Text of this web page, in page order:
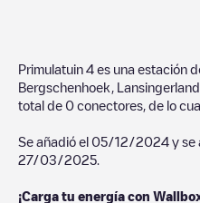
Primulatuin 4 es una estación
Bergschenhoek
Lansingerland
total de 0 conectores, de lo
Se añadió el 05/12/2024 y se
27/03/2025
¡Carga tu energía con